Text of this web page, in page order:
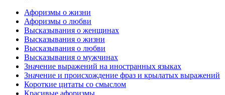
Афоризмы о жизни
Афоризмы о любви
Высказывания о женщинах
Высказывания о жизни
Высказывания о любви
Высказывания о мужчинах
Значение выражений на иностранных языках
Значение и происхождение фраз и крылатых выражений
Короткие цитаты со смыслом
Красивые афоризмы